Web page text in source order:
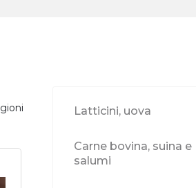
Latticini, uova
Carne bovina, suina e
salumi